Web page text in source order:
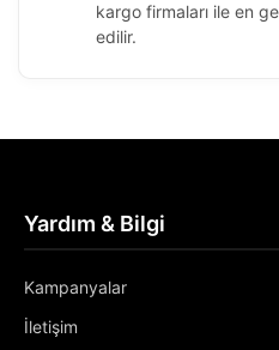
kargo firmaları ile en
edilir.
Yardım & Bilgi
Kampanyalar
İletişim